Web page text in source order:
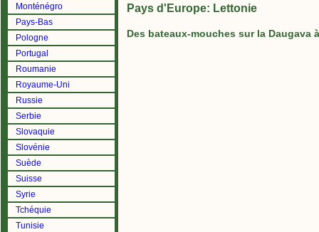
Monténégro
Pays-Bas
Pologne
Portugal
Roumanie
Royaume-Uni
Russie
Serbie
Slovaquie
Slovénie
Suède
Suisse
Syrie
Tchéquie
Tunisie
Pays d'Europe: Lettonie
Des bateaux-mouches sur la Daugava